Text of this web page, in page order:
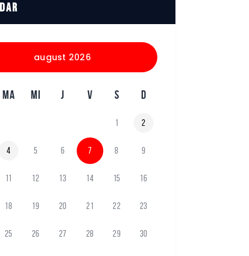
august 2026
MA MI J V S D
1 2
4 5 6 7 8 9
11 12 13 14 15 16
18 19 20 21 22 23
25 26 27 28 29 30